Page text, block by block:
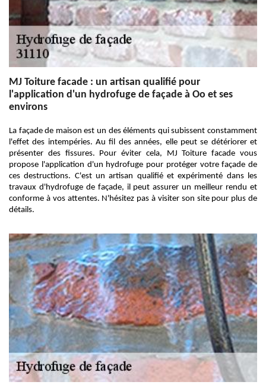
MJ Toiture facade : un artisan qualifié pour
l'application d'un hydrofuge de façade à Oo et ses
environs
La façade de maison est un des éléments qui subissent constamment
l'effet des intempéries. Au fil des années, elle peut se détériorer et
présenter des fissures. Pour éviter cela, MJ Toiture facade vous
propose l'application d'un hydrofuge pour protéger votre façade de
ces destructions. C'est un artisan qualifié et expérimenté dans les
travaux d'hydrofuge de façade, il peut assurer un meilleur rendu et
conforme à vos attentes. N'hésitez pas à visiter son site pour plus de
détails.